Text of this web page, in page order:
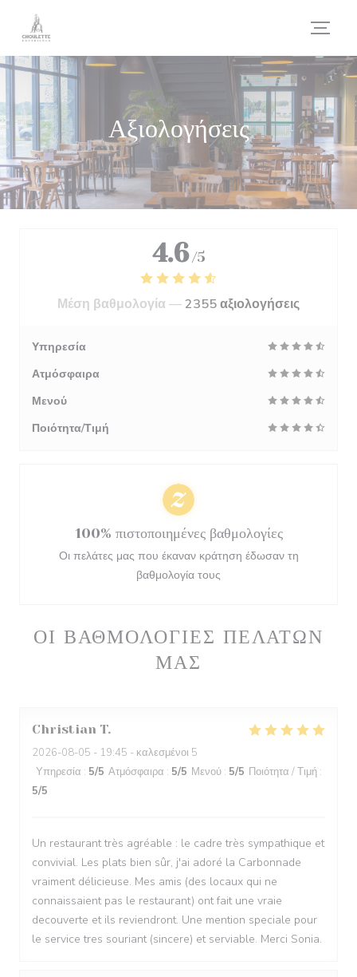
Πίνακας διαχείρισης "Μπισκότων" (Cookies)
Αξιολογήσεις
ΟΙ ΒΑΘΜΟΛΟΓΊΕΣ ΠΕΛΑΤΏΝ
ΜΑΣ
Christian T
2026-08-05 - 19:45 - καλεσμένοι 5
Υπηρεσία : 5/5 Ατμόσφαιρα : 5/5 Μενού : 5/5 Ποιότητα / Τιμή :
5/5
Un restaurant très agréable : le cadre très sympathique et
convivial. Les plats bien sûr, j'ai adoré la Carbonnade
vraiment délicieuse. Mes amis (des locaux qui ne
connaissaient pas le restaurant) ont fait une vraie
decouverte et ils reviendront. Une mention speciale pour
le service tres souriant (sincere) et serviable. Merci Sonia.
4.6 /5
Μέση βαθμολογία —2355 αξιολογήσεις
Υπηρεσία
Ατμόσφαιρα
Μενού
Ποιότητα/Τιμή
100% πιστοποιημένες βαθμολογίες
Οι πελάτες μας που έκαναν κράτηση έδωσαν τη
βαθμολογία τους